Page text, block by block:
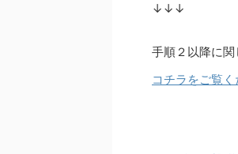
↓↓↓
手順２以降に関
コチラをご覧く